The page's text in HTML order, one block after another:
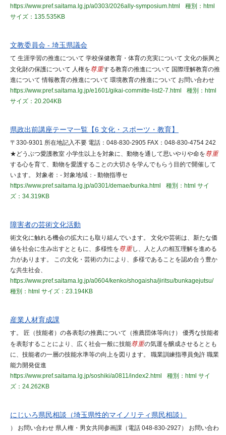
https://www.pref.saitama.lg.jp/a0303/2026ally-symposium.html
種別：html
サイズ：135.535KB
文教委員会 - 埼玉県議会
て 生涯学習の推進について 学校保健教育・体育の充実について 文化の振興と
文化財の保護について 人権を尊重する教育の推進について 国際理解教育の推
進について 情報教育の推進について 環境教育の推進について お問い合わせ
https://www.pref.saitama.lg.jp/e1601/gikai-committe-list2-7.html
種別：html
サイズ：20.204KB
県政出前講座テーマ一覧【6 文化・スポーツ・教育】
〒330-9301 所在地記入不要 電話：048-830-2905 FAX：048-830-4754 242
★どうぶつ愛護教室 小学生以上を対象に、動物を通して思いやりや命を尊重
する心を育て、動物を愛護することの大切さを学んでもらう目的で開催して
います。 対象者：- 対象地域：- 動物指導セ
https://www.pref.saitama.lg.jp/a0301/demae/bunka.html
種別：html サイ
ズ：34.319KB
障害者の芸術文化活動
術文化に触れる機会の拡大にも取り組んでいます。 文化や芸術は、新たな価
値を社会に生み出すとともに、多様性を尊重し、人と人の相互理解を進める
力があります。 この文化・芸術の力により、多様であることを認め合う豊か
な共生社会、
https://www.pref.saitama.lg.jp/a0604/kenko/shogaisha/jiritsu/bunkagejutsu/
種別：html サイズ：23.194KB
産業人材育成課
す。 匠（技能者）の各表彰の推薦について（推薦団体等向け） 優秀な技能者
を表彰することにより、広く社会一般に技能尊重の気運を醸成させるととも
に、技能者の一層の技能水準等の向上を図ります。 職業訓練指導員免許 職業
能力開発促進
https://www.pref.saitama.lg.jp/soshiki/a0811/index2.html
種別：html サイ
ズ：24.262KB
にじいろ県民相談（埼玉県性的マイノリティ県民相談）
） お問い合わせ 県人権・男女共同参画課（電話 048-830-2927） お問い合わ